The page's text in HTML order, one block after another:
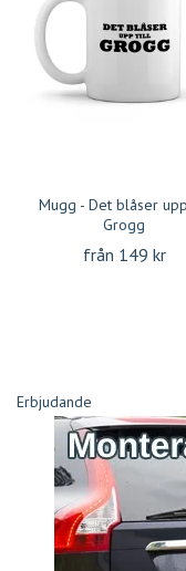
Mugg - Det blåser
Grogg
från 149 kr
Erbjudande